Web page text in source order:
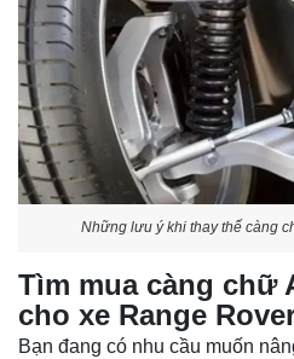
Những lưu ý khi thay thế càng
Tìm mua càng chữ
cho xe Range
Bạn đang có nhu cầu muốn